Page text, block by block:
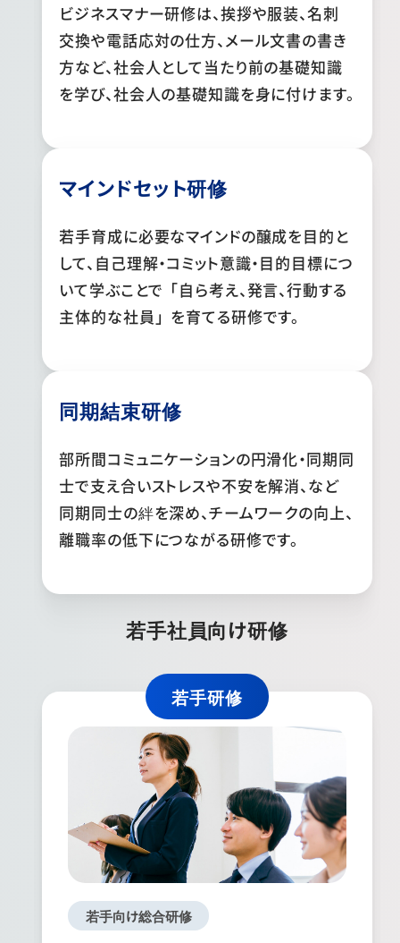
ビジネスマナー研修は、挨拶や服装、名刺
交換や電話応対の仕方、メール文書の書き
方など、社会人として当たり前の基礎知識
を学び、社会人の基礎知識を身に付けます。
マインドセット研修
若手育成に必要なマインドの醸成を目的と
して、自己理解・コミット意識・目的目標につ
いて学ぶことで「自ら考え、発言、行動する
主体的な社員」を育てる研修です。
同期結束研修
部所間コミュニケーションの円滑化・同期同
士で支え合い​ストレスや不安を解消、など
同期同士の絆を深め、チームワークの向上、
離職率の低下につながる研修です。
若手社員向け研修
若手研修
若手向け総合研修